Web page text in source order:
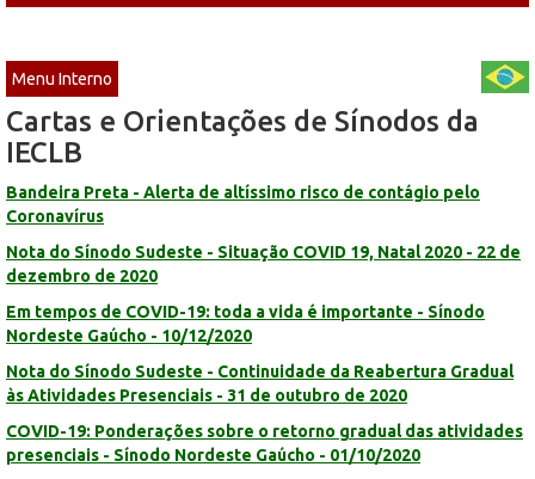
Menu Interno
Cartas e Orientações de Sínodos da
IECLB
Bandeira Preta - Alerta de altíssimo risco de contágio pelo
Coronavírus
Nota do Sínodo Sudeste - Situação COVID 19, Natal 2020 - 22 de
dezembro de 2020
Em tempos de COVID-19: toda a vida é importante - Sínodo
Nordeste Gaúcho - 10/12/2020
Nota do Sínodo Sudeste - Continuidade da Reabertura Gradual
às Atividades Presenciais - 31 de outubro de 2020
COVID-19: Ponderações sobre o retorno gradual das atividades
presenciais - Sínodo Nordeste Gaúcho - 01/10/2020